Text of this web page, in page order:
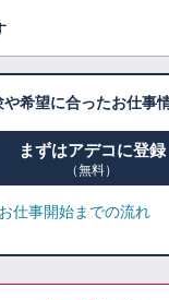
希望に合ったお仕事
まずはアデコに登録
（無料）
お仕事開始までの流れ